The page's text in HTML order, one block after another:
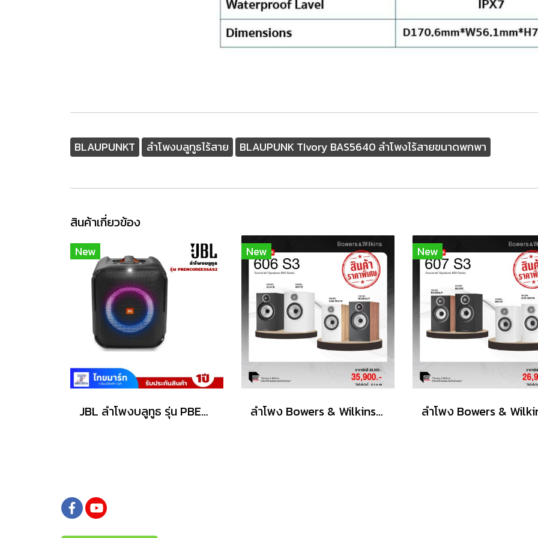
BLAUPUNKT ลำโพงบลูทูธไร้สาย BLAUPUNK TIvory BAS5640 ลำโพงไร้สายขนาดพกพา
สินค้าเกี่ยวข้อง
New
JBL ลำโพงบลูทูธ รุ่น PBENCOREESSAS2-Black
New
ลำโพง Bowers & Wilkins รุ่น606 S3
New